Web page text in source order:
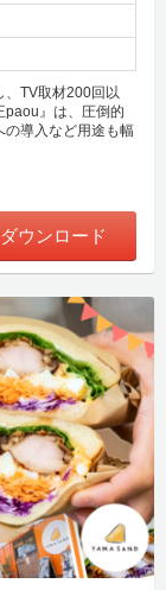
、TV取材200回以
paou』は、圧倒的
の導入など用途も幅
ウンロード